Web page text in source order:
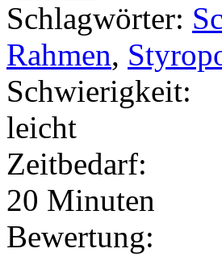
Schlagwörter:
Rahmen,
Schwierigkeit:
leicht
Zeitbedarf:
20 Minuten
Bewertung: